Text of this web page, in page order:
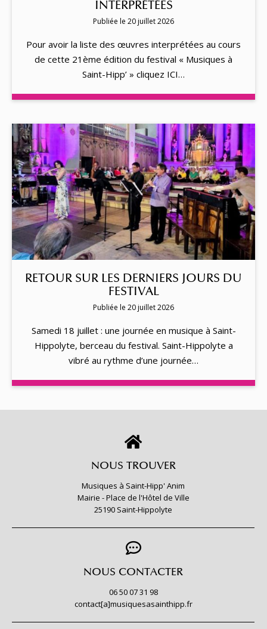
INTERPRÉTÉES
Publiée le 20 juillet 2026
Pour avoir la liste des œuvres interprétées au cours
de cette 21ème édition du festival « Musiques à
Saint-Hipp’ » cliquez ICI…
RETOUR SUR LES DERNIERS JOURS DU
FESTIVAL
Publiée le 20 juillet 2026
Samedi 18 juillet : une journée en musique à Saint-
Hippolyte, berceau du festival. Saint-Hippolyte a
vibré au rythme d’une journée…
NOUS TROUVER
Musiques à Saint-Hipp' Anim
Mairie - Place de l'Hôtel de Ville
25190 Saint-Hippolyte
NOUS CONTACTER
06 50 07 31 98
contact[a]musiquesasainthipp.fr